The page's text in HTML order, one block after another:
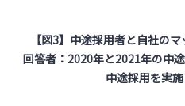
【図3】中途採用者と自社のマ
回答者： 2020年と2021年の中
中途採用を実